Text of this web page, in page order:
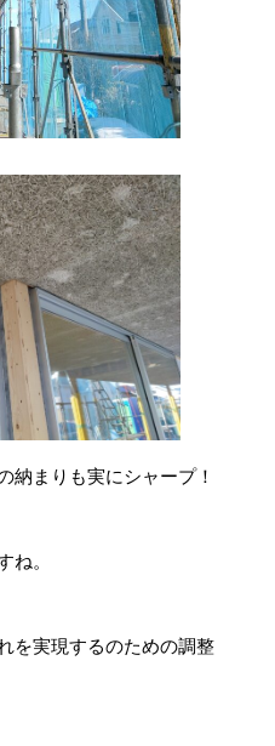
納まりも実にシャープ！
ね。
を実現するのための調整